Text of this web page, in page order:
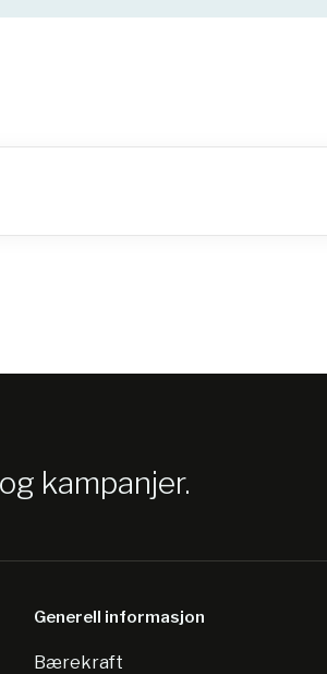
kampanjer.
Generell informasjon
Bærekraft